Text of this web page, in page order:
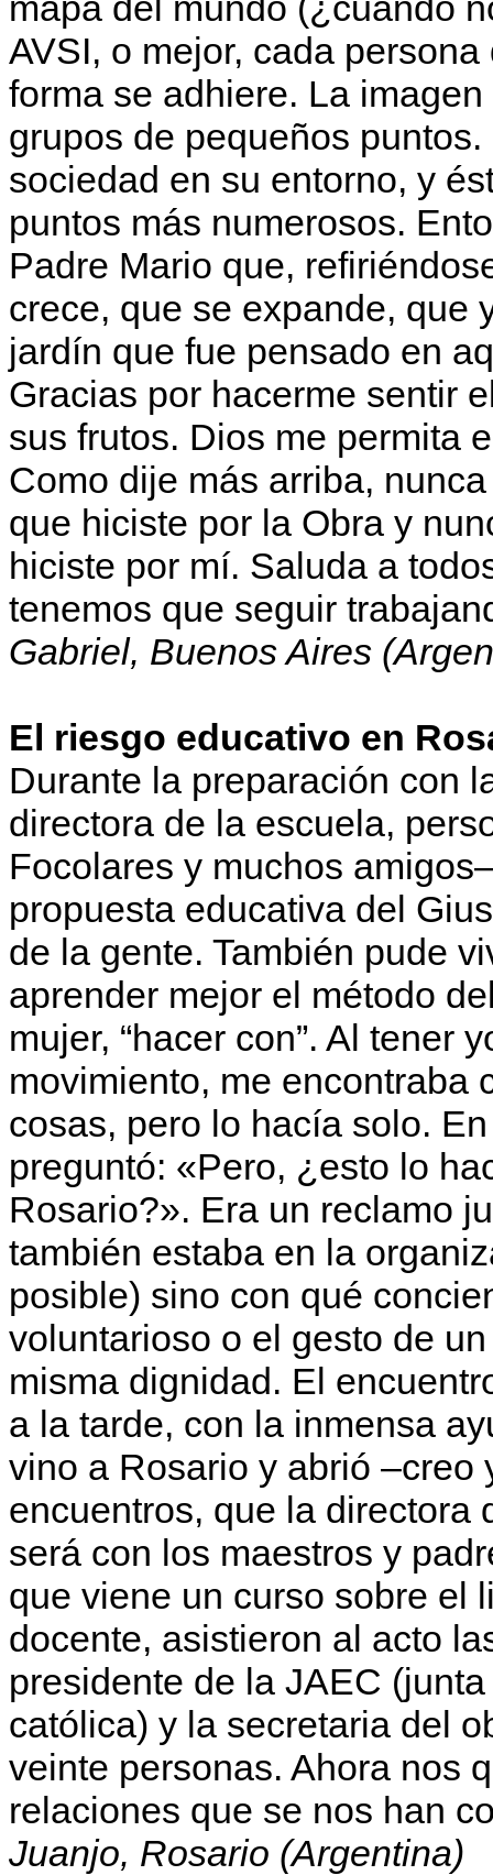
AVSI, o mejor, cada
forma se adhiere. La
grupos de pequeños
sociedad en su entorno, y
puntos más numerosos.
Padre Mario que,
crece, que se expande, que
jardín que fue pensado en
Gracias por hacerme sentir
sus frutos. Dios me permita
Como dije más arriba,
que hiciste por la Obra y
hiciste por mí. Saluda a
tenemos que seguir
Gabriel, Buenos Aires
El riesgo educativo en
Durante la preparación con
directora de la escuela,
Focolares y muchos
propuesta educativa del
de la gente. También pude
aprender mejor el método
mujer, “hacer con”. Al tener
movimiento, me encontraba
cosas, pero lo hacía solo.
preguntó: «Pero, ¿esto lo
Rosario?». Era un reclamo
también estaba en la
posible) sino con qué
voluntarioso o el gesto de
misma dignidad. El
a la tarde, con la inmensa
vino a Rosario y abrió –creo
encuentros, que la directora
será con los maestros y
que viene un curso sobre el
docente, asistieron al acto
presidente de la JAEC
católica) y la secretaria del
veinte personas. Ahora nos
relaciones que se nos han
Juanjo, Rosario (Argentina)